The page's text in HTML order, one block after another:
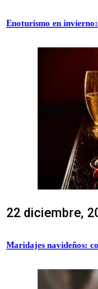
Enoturismo en
22 diciembre,
Maridajes navideños: